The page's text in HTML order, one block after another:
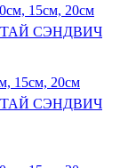
20см
СЭНДВИЧ